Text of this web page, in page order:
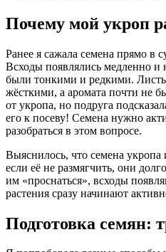
Почему мой укроп
Ранее я сажала семена прямо в
Всходы появлялись медленно и
были тонкими и редкими.
жёсткими, а аромата почти не
от укропа, но подруга
его к посеву! Семена нужно
разобраться в этом вопросе.
Выяснилось, что семена
если её не размягчить, они
им «проснаться», всходы
растения сразу начинают
Подготовка семян: